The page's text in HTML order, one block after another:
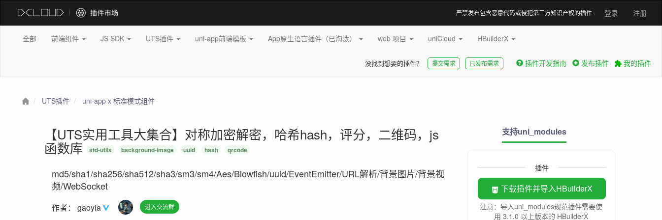
登录 注册
严禁发布包含恶意代码或侵犯第三方知识产权的插件
全部 前端组件 JS SDK UTS插件 uni-app前端模板 App原生语言插件（已淘汰） web 项目 uniCloud HBuilderX
没找到想要的插件？ 提交需求 已发布需求 插件开发指南 发布插件 我的插件
UTS插件 uni-app x 标准模式组件
【UTS实用工具大集合】对称加密解密，哈希hash，评分，二维码，js
函数库 std-utils background-image uuid hash qrcode
md5/sha1/sha256/sha512/sha3/sm3/sm4/Aes/Blowfish/uuid/EventEmitter/URL解析/背景图片/背景视
频/WebSocket
作者：gaoyia 进入交流群
支持uni_modules
插件
下载插件并导入HBuilderX
注意：导入uni_modules规范插件需要使
用 3.1.0 以上版本的 HBuilderX